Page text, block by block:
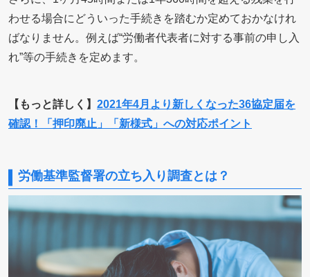
わせる場合にどういった手続きを踏むか定めておかなけれ
ばなりません。例えば“労働者代表者に対する事前の申し入
れ”等の手続きを定めます。
【もっと詳しく】 2021年4月より新しくなった36協定届を
確認！「押印廃止」「新様式」への対応ポイント
労働基準監督署の立ち入り調査とは？